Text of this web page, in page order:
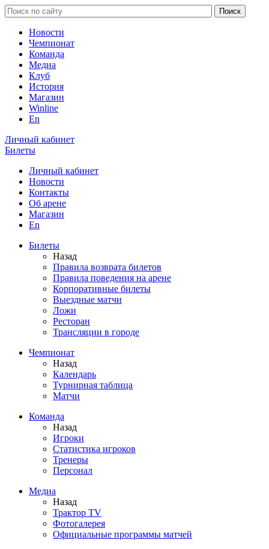
Новости
Чемпионат
Команда
Медиа
Клуб
История
Магазин
Winline
En
Личный кабинет
Билеты
Личный кабинет
Новости
Контакты
Об арене
Магазин
En
Билеты
Назад
Правила возврата билетов
Правила поведения на арене
Корпоративные билеты
Выездные матчи
Ложи
Ресторан
Трансляции в городе
Чемпионат
Назад
Календарь
Турнирная таблица
Матчи
Команда
Назад
Игроки
Статистика игроков
Тренеры
Персонал
Медиа
Назад
Трактор TV
Фотогалерея
Официальные программы матчей